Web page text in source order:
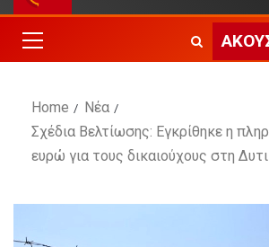
Home
Νέα
Σχέδια Βελτίωσης: Εγκρίθηκε η
ευρώ για τους δικαιούχους στη